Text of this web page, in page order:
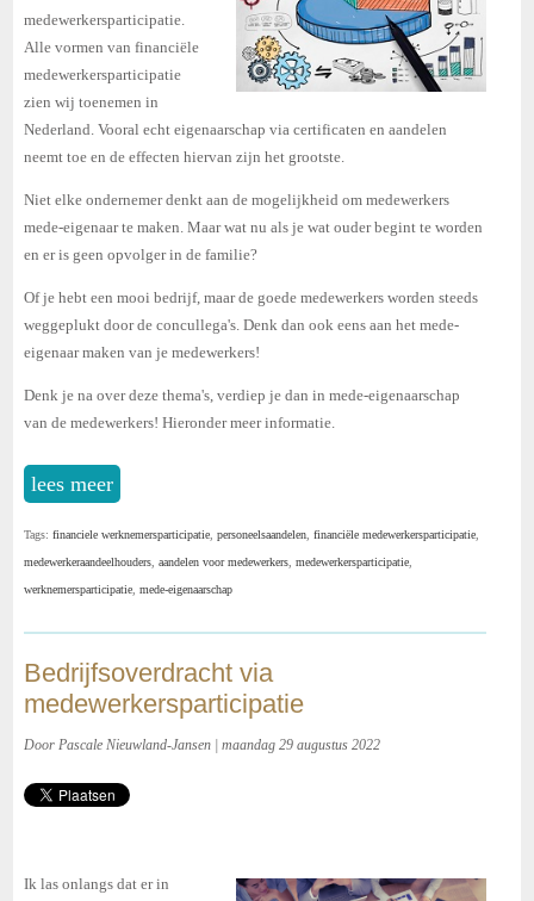
medewerkersparticipatie.
Alle vormen van financiële
medewerkersparticipatie
zien wij toenemen in
Nederland. Vooral echt eigenaarschap via certificaten en aandelen
neemt toe en de effecten hiervan zijn het grootste.
Niet elke ondernemer denkt aan de mogelijkheid om medewerkers
mede-eigenaar te maken.Maar wat nu als je wat ouder begint te worden
en er is geen opvolger in de familie?
Of je hebt een mooi bedrijf, maar de goede medewerkers worden steeds
weggeplukt door de concullega's. Denk dan ook eens aan het mede-
eigenaar maken van je medewerkers!
Denk je na over deze thema's, verdiep je dan in mede-eigenaarschap
van de medewerkers! Hieronder meer informatie.
lees meer
Tags:financiele werknemersparticipatie ,personeelsaandelen ,financiële medewerkersparticipatie
medewerkeraandeelhouders ,aandelen voor medewerkers ,medewerkersparticipatie
werknemersparticipatie ,mede-eigenaarschap
Bedrijfsoverdracht via
medewerkersparticipatie
Door Pascale Nieuwland-Jansen | maandag 29 augustus 2022
Ik las onlangs dat er in